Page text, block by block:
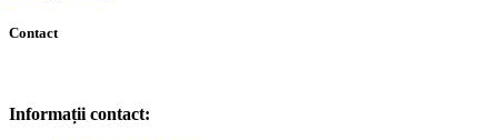
Contact
Informații contact: